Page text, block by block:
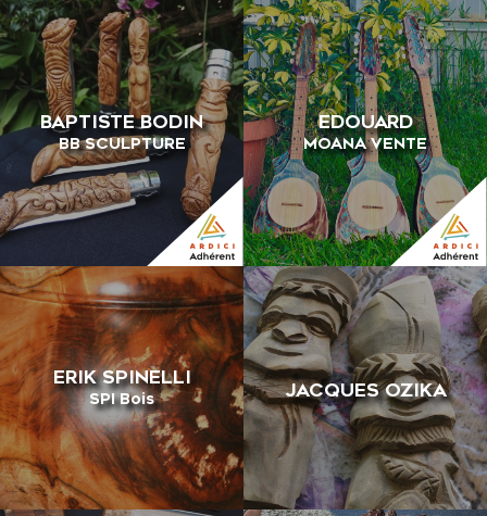
BAPTISTE BODIN
BB SCULPTURE
EDOUARD
MOANA VENTE
ERIK SPINELLI
SPI Bois JACQUES OZIKA